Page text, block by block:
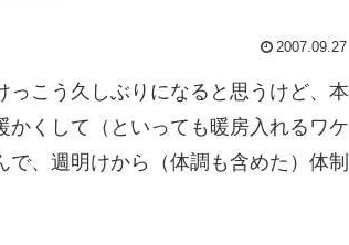
2007.09.27
こう久しぶりになると思うけど、本
くして（といっても暖房入れるワケ
、週明けから（体調も含めた）体制